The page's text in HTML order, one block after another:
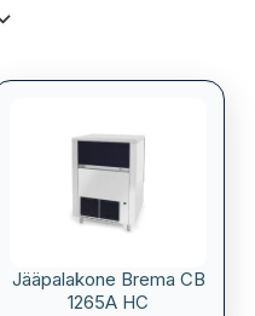
Jääpalakone Brema CB
1265A HC